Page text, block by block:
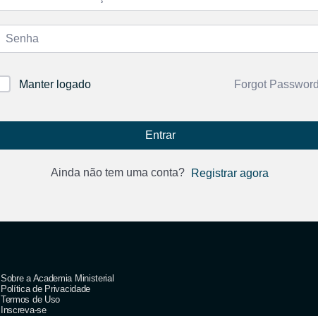
Manter logado Forgot
Entrar
Ainda não tem uma conta? Registrar agora
Sobre a Academia Ministerial
Política de Privacidade
Termos de Uso
Inscreva-se